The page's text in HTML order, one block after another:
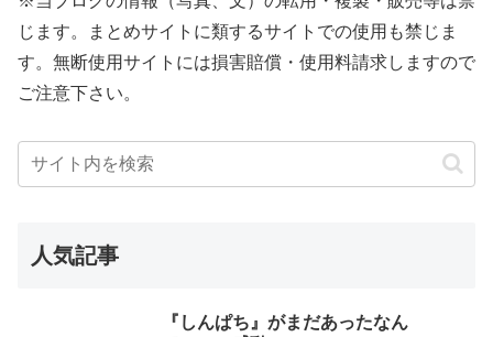
じます。まとめサイトに類するサイトでの使用も禁じま
す。無断使用サイトには損害賠償・使用料請求しますので
ご注意下さい。
人気記事
『しんぱち』がまだあったなん